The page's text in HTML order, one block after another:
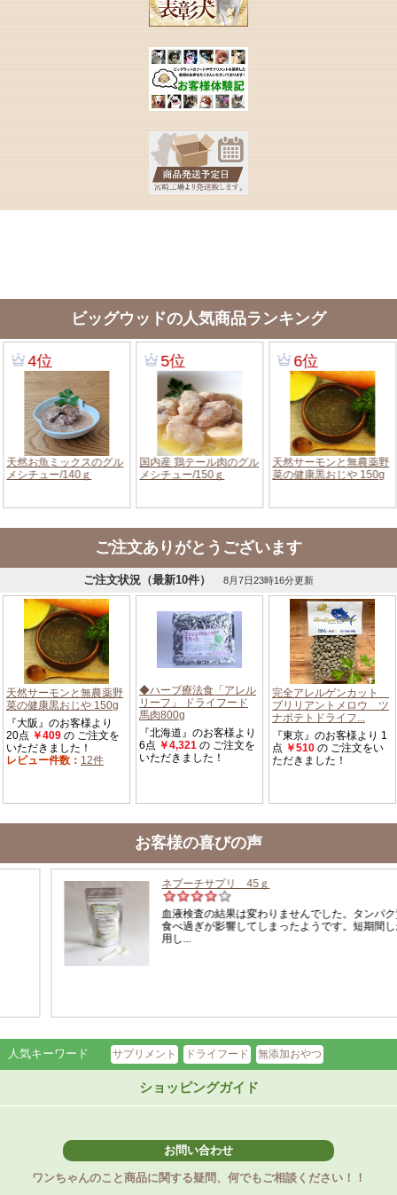
ビッグウッドの人気商品ランキング
ご注文ありがとうございます
お客様の喜びの声
人気キーワード サプリメント ドライフード 無添加おやつ
ショッピングガイド
お問い合わせ
ワンちゃんのこと商品に関する疑問、何でもご相談ください！！